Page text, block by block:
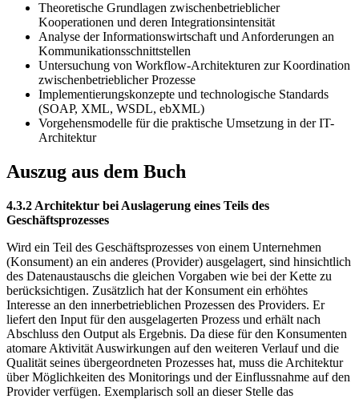
Theoretische Grundlagen zwischenbetrieblicher
Kooperationen und deren Integrationsintensität
Analyse der Informationswirtschaft und Anforderungen an
Kommunikationsschnittstellen
Untersuchung von Workflow-Architekturen zur Koordination
zwischenbetrieblicher Prozesse
Implementierungskonzepte und technologische Standards
(SOAP, XML, WSDL, ebXML)
Vorgehensmodelle für die praktische Umsetzung in der IT-
Architektur
Auszug aus dem Buch
4.3.2 Architektur bei Auslagerung eines Teils des
Geschäftsprozesses
Wird ein Teil des Geschäftsprozesses von einem Unternehmen
(Konsument) an ein anderes (Provider) ausgelagert, sind hinsichtlich
des Datenaustauschs die gleichen Vorgaben wie bei der Kette zu
berücksichtigen. Zusätzlich hat der Konsument ein erhöhtes
Interesse an den innerbetrieblichen Prozessen des Providers. Er
liefert den Input für den ausgelagerten Prozess und erhält nach
Abschluss den Output als Ergebnis. Da diese für den Konsumenten
atomare Aktivität Auswirkungen auf den weiteren Verlauf und die
Qualität seines übergeordneten Prozesses hat, muss die Architektur
über Möglichkeiten des Monitorings und der Einflussnahme auf den
Provider verfügen. Exemplarisch soll an dieser Stelle das